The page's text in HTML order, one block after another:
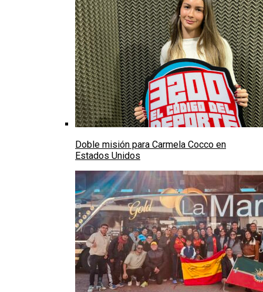
Doble misión para Carmela Cocco en
Estados Unidos